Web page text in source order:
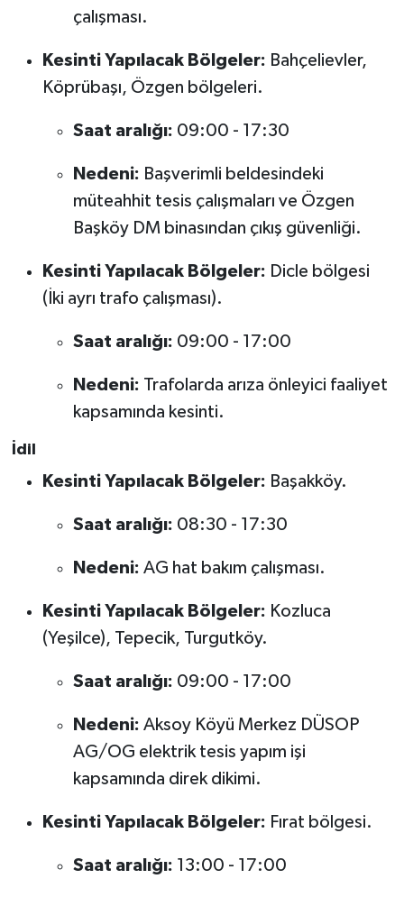
çalışması.
Kesinti Yapılacak Bölgeler: Bahçelievler,
Köprübaşı, Özgen bölgeleri.
Saat aralığı: 09:00 - 17:30
Nedeni: Başverimli beldesindeki
müteahhit tesis çalışmaları ve Özgen
Başköy DM binasından çıkış güvenliği.
Kesinti Yapılacak Bölgeler: Dicle bölgesi
(İki ayrı trafo çalışması).
Saat aralığı: 09:00 - 17:00
Nedeni: Trafolarda arıza önleyici faaliyet
kapsamında kesinti.
İdil
Kesinti Yapılacak Bölgeler: Başakköy.
Saat aralığı: 08:30 - 17:30
Nedeni: AG hat bakım çalışması.
Kesinti Yapılacak Bölgeler: Kozluca
(Yeşilce), Tepecik, Turgutköy.
Saat aralığı: 09:00 - 17:00
Nedeni: Aksoy Köyü Merkez DÜSOP
AG/OG elektrik tesis yapım işi
kapsamında direk dikimi.
Kesinti Yapılacak Bölgeler: Fırat bölgesi.
Saat aralığı: 13:00 - 17:00